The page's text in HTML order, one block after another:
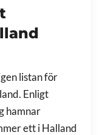
listan för
Enligt
hamnar
ett i Halland